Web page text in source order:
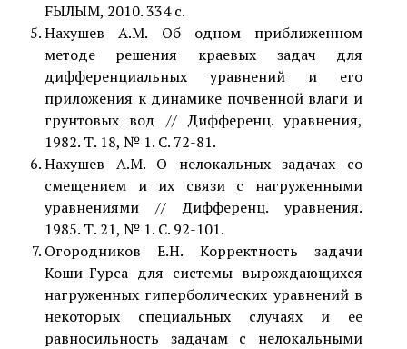
FЫЛЫМ, 2010. 334 с.
Нахушев А.М. Об одном приближенном
методе решения краевых задач для
дифференциальных уравнений и его
приложения к динамике почвенной влаги и
грунтовых вод // Дифференц. уравнения,
1982. Т. 18, № 1. C. 72-81.
Нахушев А.М. О нелокальных задачах со
смещением и их связи с нагруженными
уравнениями // Дифференц. уравнения.
1985. Т. 21, № 1. С. 92-101.
Огородников Е.Н. Корректность задачи
Коши-Гурса для системы вырождающихся
нагруженных гиперболических уравнений в
некоторых специальных случаях и ее
равносильность задачам с нелокальными